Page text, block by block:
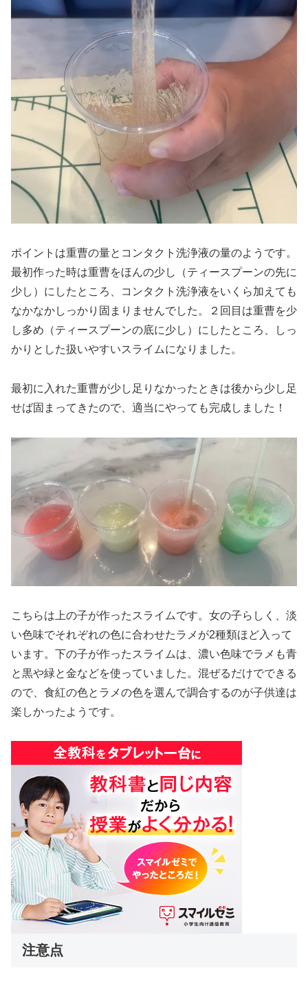
ポイントは重曹の量とコンタクト洗浄液の量のようです。
最初作った時は重曹をほんの少し（ティースプーンの先に
少し）にしたところ、コンタクト洗浄液をいくら加えても
なかなかしっかり固まりませんでした。２回目は重曹を少
し多め（ティースプーンの底に少し）にしたところ、しっ
かりとした扱いやすいスライムになりました。
最初に入れた重曹が少し足りなかったときは後から少し足
せば固まってきたので、適当にやっても完成しました！
こちらは上の子が作ったスライムです。女の子らしく、淡
い色味でそれぞれの色に合わせたラメが2種類ほど入って
います。下の子が作ったスライムは、濃い色味でラメも青
と黒や緑と金などを使っていました。混ぜるだけでできる
ので、食紅の色とラメの色を選んで調合するのが子供達は
楽しかったようです。
注意点